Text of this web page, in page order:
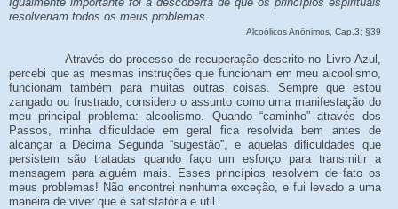
resolveriam todos os meus problemas.
Alcoólicos Anônimos, Cap.3; §39
Através do processo de recuperação descrito no Livro Azul,
percebi que as mesmas instruções que funcionam em meu alcoolismo,
funcionam também para muitas outras coisas. Sempre que estou
zangado ou frustrado, considero o assunto como uma manifestação do
meu principal problema: alcoolismo. Quando “caminho” através dos
Passos, minha dificuldade em geral fica resolvida bem antes de
alcançar a Décima Segunda “sugestão”, e aquelas dificuldades que
persistem são tratadas quando faço um esforço para transmitir a
mensagem para alguém mais. Esses princípios resolvem de fato os
meus problemas! Não encontrei nenhuma exceção, e fui levado a uma
maneira de viver que é satisfatória e útil.